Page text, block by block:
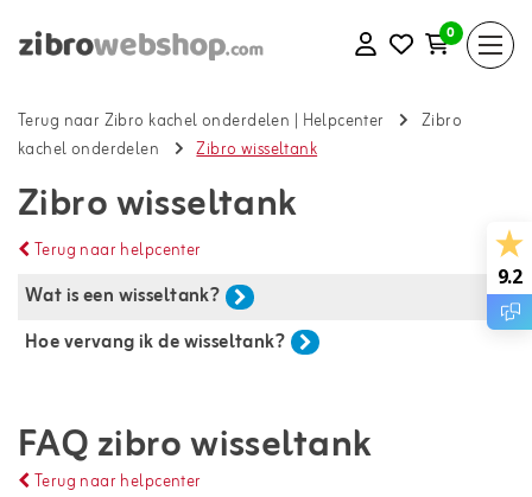
0
Terug naar Zibro kachel onderdelen | Helpcenter
Zibro
kachel onderdelen
Zibro wisseltank
Zibro wisseltank
Terug naar helpcenter
Wat is een wisseltank?
Hoe vervang ik de wisseltank?
FAQ zibro wisseltank
Terug naar helpcenter
9.2